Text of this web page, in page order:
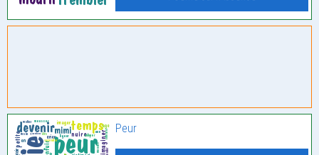
Peur